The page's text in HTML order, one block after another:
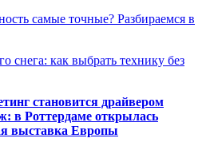
самые точные? Разбираемся в
снега: как выбрать технику без
становится драйвером
в Роттердаме открылась
выставка Европы